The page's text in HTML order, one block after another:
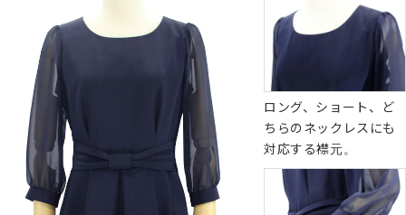
ロング、ショート、ど
ちらのネックレスにも
対応する襟元。